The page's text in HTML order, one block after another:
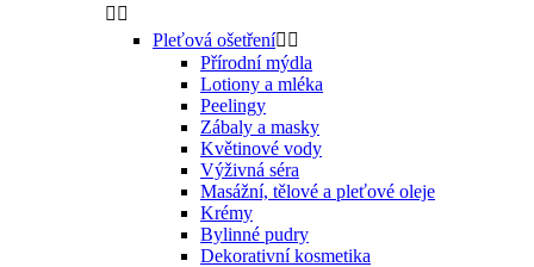
 
Pleťová ošetření 
Přírodní mýdla
Lotiony a mléka
Peelingy
Zábaly a masky
Květinové vody
Výživná séra
Masážní, tělové a pleťové oleje
Krémy
Bylinné pudry
Dekorativní kosmetika